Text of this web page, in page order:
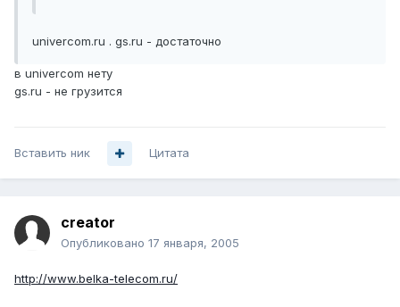
univercom.ru . gs.ru - достаточно
в univercom нету
gs.ru - не грузится
Вставить ник Цитата
creator
Опубликовано 17 января, 2005
http://www.belka-telecom.ru/